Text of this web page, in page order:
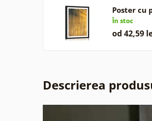
Poster cu
soare…
În stoc
od 42,59
Descrierea